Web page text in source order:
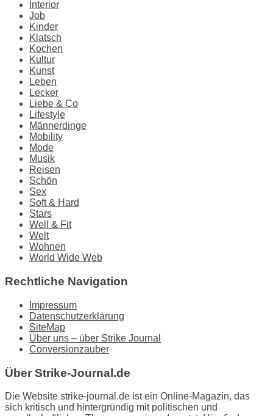
Interior
Job
Kinder
Klatsch
Kochen
Kultur
Kunst
Leben
Lecker
Liebe & Co
Lifestyle
Männerdinge
Mobility
Mode
Musik
Reisen
Schön
Sex
Soft & Hard
Stars
Well & Fit
Welt
Wohnen
World Wide Web
Rechtliche Navigation
Impressum
Datenschutzerklärung
SiteMap
Über uns – über Strike Journal
Conversionzauber
Über Strike-Journal.de
Die Website strike-journal.de ist ein Online-Magazin, das
sich kritisch und hintergründig mit politischen und